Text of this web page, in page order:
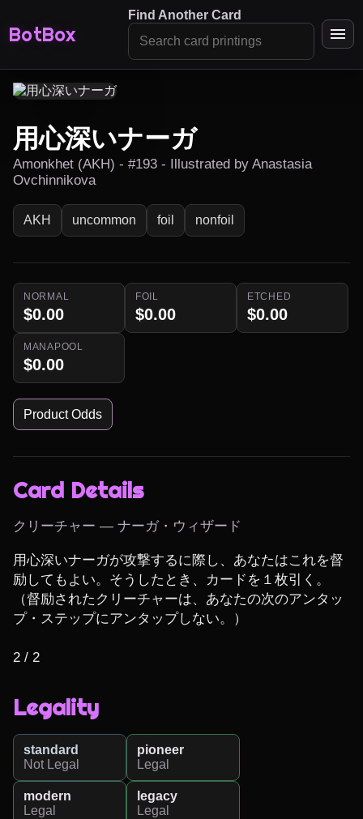
BotBox
Find Another Card
用心深いナーガ
Amonkhet (AKH) - #193 - Illustrated by Anastasia
Ovchinnikova
AKH uncommon foil nonfoil
NORMAL
$0.00
FOIL
$0.00
ETCHED
$0.00
MANAPOOL
$0.00
Product Odds
Card Details
クリーチャー — ナーガ・ウィザード
用心深いナーガが攻撃するに際し、あなたはこれを督
励してもよい。そうしたとき、カードを１枚引く。
（督励されたクリーチャーは、あなたの次のアンタッ
プ・ステップにアンタップしない。）
2 / 2
Legality
standard
Not Legal
pioneer
Legal
modern
Legal
legacy
Legal